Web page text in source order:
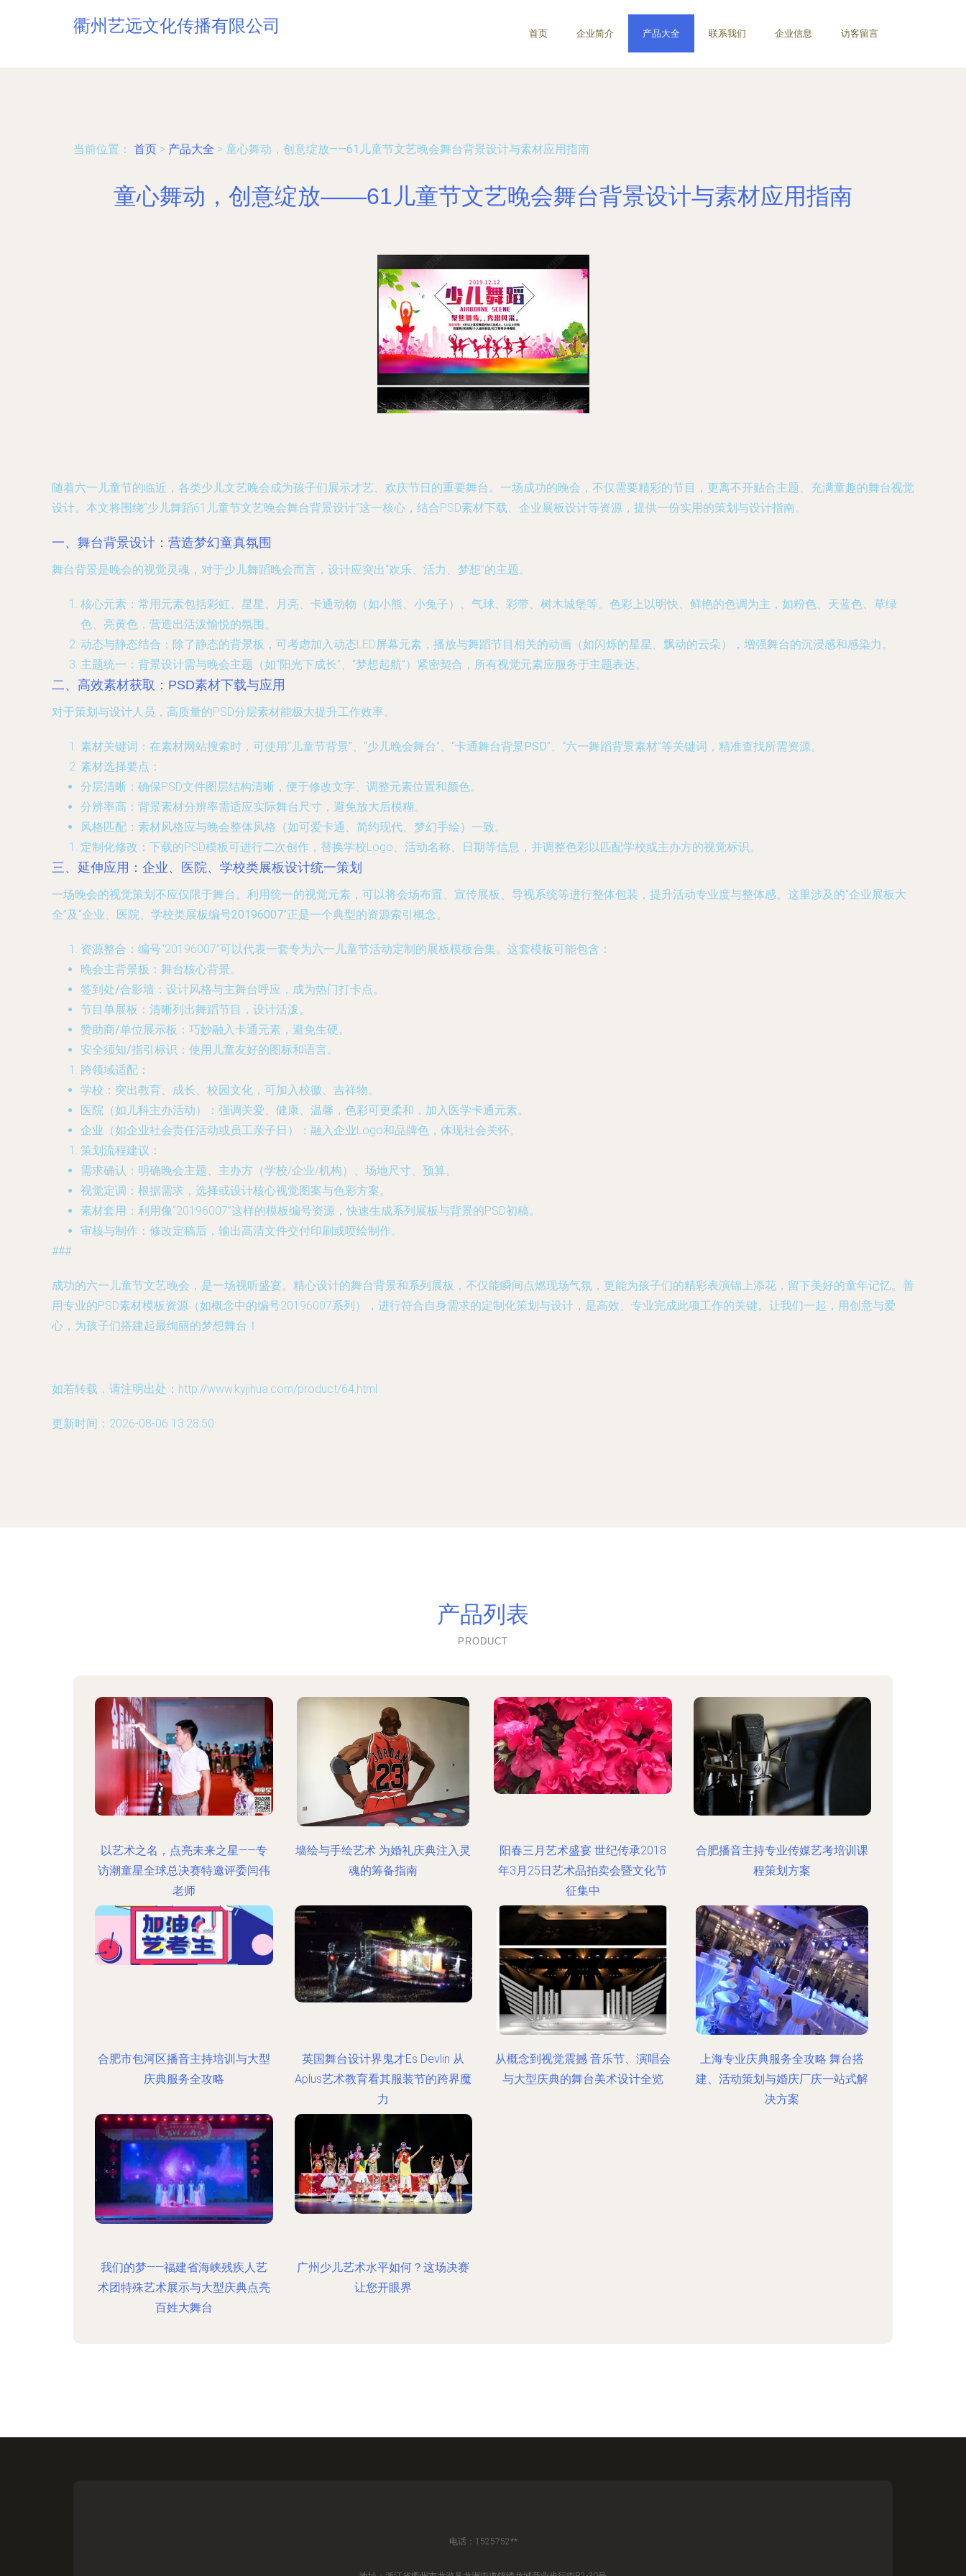
衢州艺远文化传播有限公司 首页 企业简介 产品大全 联系我们 企业信息 访客留言
当前位置： 首页 > 产品大全 > 童心舞动，创意绽放——61儿童节文艺晚会舞台背景设计与素材应用指南
童心舞动，创意绽放——61儿童节文艺晚会舞台背景设计与素材应用指南
随着六一儿童节的临近，各类少儿文艺晚会成为孩子们展示才艺、欢庆节日的重要舞台。一场成功的晚会，不仅需要精彩的节目，更离不开贴合主题、充满童趣的舞台视觉
设计。本文将围绕“少儿舞蹈61儿童节文艺晚会舞台背景设计”这一核心，结合PSD素材下载、企业展板设计等资源，提供一份实用的策划与设计指南。
一、舞台背景设计：营造梦幻童真氛围
舞台背景是晚会的视觉灵魂，对于少儿舞蹈晚会而言，设计应突出“欢乐、活力、梦想”的主题。
核心元素 ：常用元素包括彩虹、星星、月亮、卡通动物（如小熊、小兔子）、气球、彩带、树木城堡等。色彩上以明快、鲜艳的色调为主，如粉色、天蓝色、草绿
色、亮黄色，营造出活泼愉悦的氛围。
动态与静态结合 ：除了静态的背景板，可考虑加入动态LED屏幕元素，播放与舞蹈节目相关的动画（如闪烁的星星、飘动的云朵），增强舞台的沉浸感和感染力。
主题统一 ：背景设计需与晚会主题（如“阳光下成长”、“梦想起航”）紧密契合，所有视觉元素应服务于主题表达。
二、高效素材获取：PSD素材下载与应用
对于策划与设计人员，高质量的PSD分层素材能极大提升工作效率。
素材关键词 ：在素材网站搜索时，可使用“儿童节背景”、“少儿晚会舞台”、“卡通舞台背景PSD”、“六一舞蹈背景素材”等关键词，精准查找所需资源。
素材选择要点 ：
分层清晰 ：确保PSD文件图层结构清晰，便于修改文字、调整元素位置和颜色。
分辨率高 ：背景素材分辨率需适应实际舞台尺寸，避免放大后模糊。
风格匹配 ：素材风格应与晚会整体风格（如可爱卡通、简约现代、梦幻手绘）一致。
定制化修改 ：下载的PSD模板可进行二次创作，替换学校Logo、活动名称、日期等信息，并调整色彩以匹配学校或主办方的视觉标识。
三、延伸应用：企业、医院、学校类展板设计统一策划
一场晚会的视觉策划不应仅限于舞台。利用统一的视觉元素，可以将会场布置、宣传展板、导视系统等进行整体包装，提升活动专业度与整体感。这里涉及的“企业展板大
全”及“企业、医院、学校类展板编号20196007”正是一个典型的资源索引概念。
资源整合 ：编号“20196007”可以代表一套专为六一儿童节活动定制的展板模板合集。这套模板可能包含：
晚会主背景板 ：舞台核心背景。
签到处/合影墙 ：设计风格与主舞台呼应，成为热门打卡点。
节目单展板 ：清晰列出舞蹈节目，设计活泼。
赞助商/单位展示板 ：巧妙融入卡通元素，避免生硬。
安全须知/指引标识 ：使用儿童友好的图标和语言。
跨领域适配 ：
学校 ：突出教育、成长、校园文化，可加入校徽、吉祥物。
医院 （如儿科主办活动）：强调关爱、健康、温馨，色彩可更柔和，加入医学卡通元素。
企业 （如企业社会责任活动或员工亲子日）：融入企业Logo和品牌色，体现社会关怀。
策划流程建议 ：
需求确认 ：明确晚会主题、主办方（学校/企业/机构）、场地尺寸、预算。
视觉定调 ：根据需求，选择或设计核心视觉图案与色彩方案。
素材套用 ：利用像“20196007”这样的模板编号资源，快速生成系列展板与背景的PSD初稿。
审核与制作 ：修改定稿后，输出高清文件交付印刷或喷绘制作。
###
成功的六一儿童节文艺晚会，是一场视听盛宴。精心设计的舞台背景和系列展板，不仅能瞬间点燃现场气氛，更能为孩子们的精彩表演锦上添花，留下美好的童年记忆。善
用专业的PSD素材模板资源（如概念中的编号20196007系列），进行符合自身需求的定制化策划与设计，是高效、专业完成此项工作的关键。让我们一起，用创意与爱
心，为孩子们搭建起最绚丽的梦想舞台！
如若转载，请注明出处：http://www.kyjihua.com/product/64.html
更新时间：2026-08-06 13:28:50
产品列表
PRODUCT
以艺术之名，点亮未来之星——专
访潮童星全球总决赛特邀评委闫伟
老师
墙绘与手绘艺术 为婚礼庆典注入灵
魂的筹备指南
阳春三月艺术盛宴 世纪传承2018
年3月25日艺术品拍卖会暨文化节
征集中
合肥播音主持专业传媒艺考培训课
程策划方案
合肥市包河区播音主持培训与大型
庆典服务全攻略
英国舞台设计界鬼才Es Devlin 从
Aplus艺术教育看其服装节的跨界魔
力
从概念到视觉震撼 音乐节、演唱会
与大型庆典的舞台美术设计全览
上海专业庆典服务全攻略 舞台搭
建、活动策划与婚庆厂庆一站式解
决方案
我们的梦——福建省海峡残疾人艺
术团特殊艺术展示与大型庆典点亮
百姓大舞台
广州少儿艺术水平如何？这场决赛
让您开眼界
电话：1525752**